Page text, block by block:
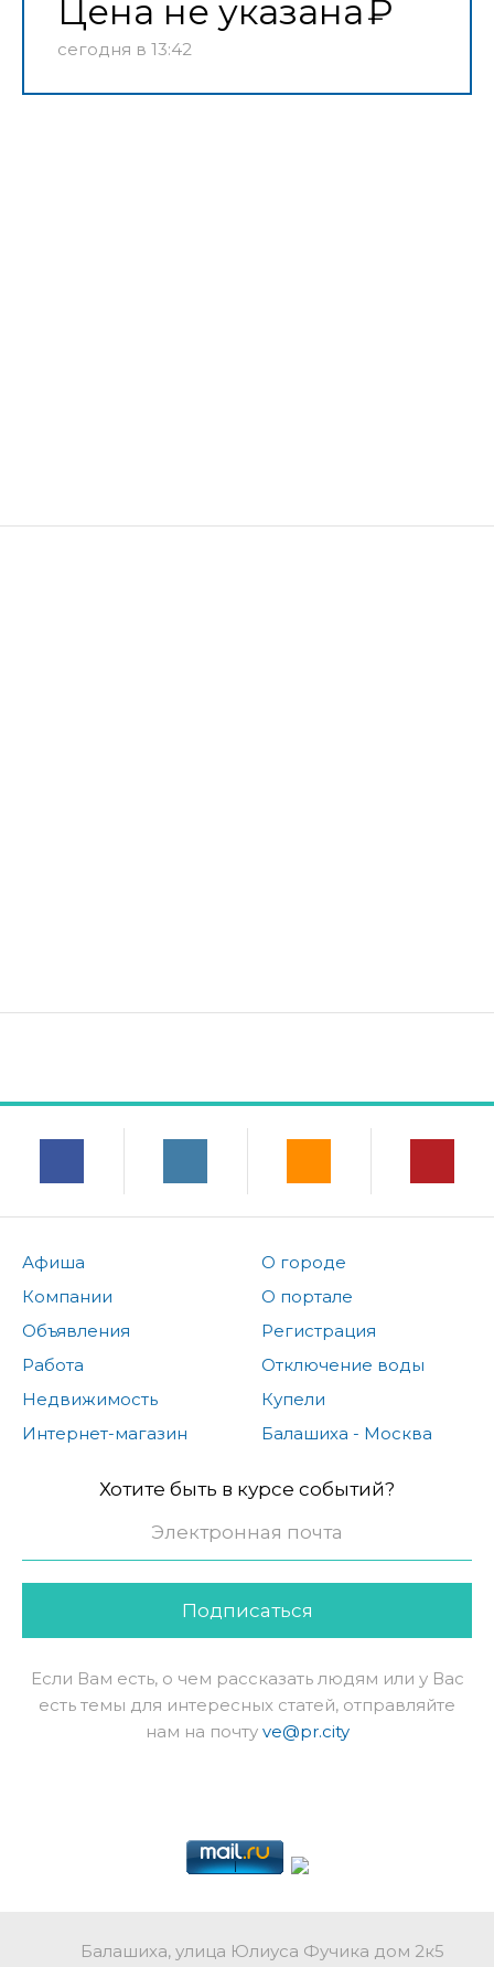
Цена не указана
сегодня в 13:42
Афиша
Компании
Объявления
Работа
Недвижимость
Интернет-магазин
О городе
О портале
Регистрация
Отключение воды
Купели
Балашиха - Москва
Хотите быть в курсе событий?
Подписаться
Если Вам есть, о чем рассказать людям или у Вас
есть темы для интересных статей, отправляйте
нам на почту ve@pr.city
Балашиха, улица Юлиуса Фучика дом 2к5